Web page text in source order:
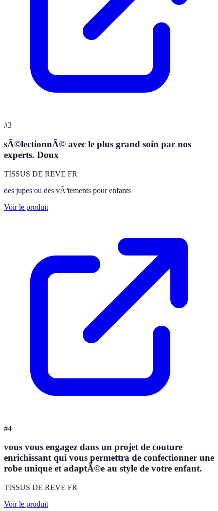
#3
sÃ©lectionnÃ© avec le plus grand soin par nos
experts. Doux
TISSUS DE REVE FR
des jupes ou des vÃªtements pour enfants
Voir le produit
#4
vous vous engagez dans un projet de couture
enrichissant qui vous permettra de confectionner une
robe unique et adaptÃ©e au style de votre enfant.
TISSUS DE REVE FR
Voir le produit